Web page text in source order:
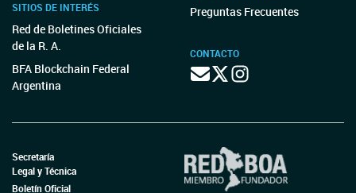
SITIOS DE INTERÉS
Red de Boletines Oficiales
de la R. A.
BFA Blockchain Federal
Argentina
Preguntas Frecuentes
CONTACTO
Secretaría
Legal y Técnica
Boletín Oficial